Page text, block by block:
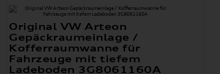
Original VW Arteon
Gepäckraumeinlage /
Kofferraumwanne für
Fahrzeuge mit tiefem
Ladeboden 3G8061160A